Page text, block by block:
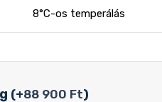
8°C-os temperálás
(+88 900 Ft)